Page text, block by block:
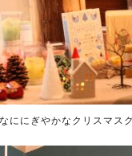
ににぎやかなクリスマス